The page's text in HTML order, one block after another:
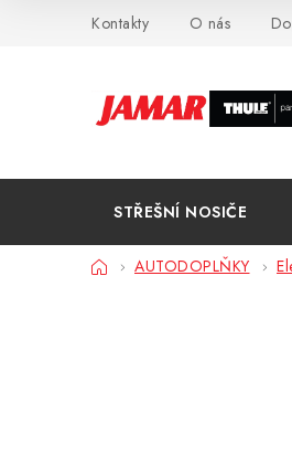
Kontakty O nás
STŘEŠNÍ NOSIČE
DomůAUTODOPLŇKY